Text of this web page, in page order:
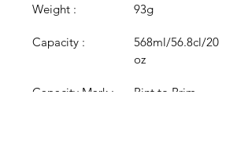
Weight : 93g
Capacity :
568ml/56.8cl/20
oz
Capacity Mark : Pint to Brim